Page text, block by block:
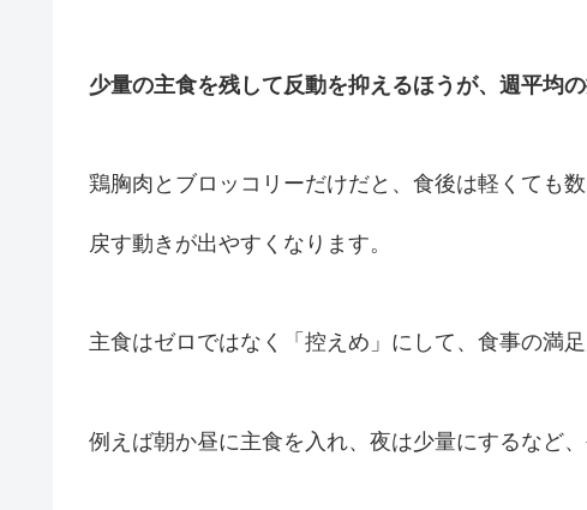
少量の主食を残して反動を抑えるほうが、週平均
鶏胸肉とブロッコリーだけだと、食後は軽くても
戻す動きが出やすくなります。
主食はゼロではなく「控えめ」にして、食事の満
例えば朝か昼に主食を入れ、夜は少量にするなど